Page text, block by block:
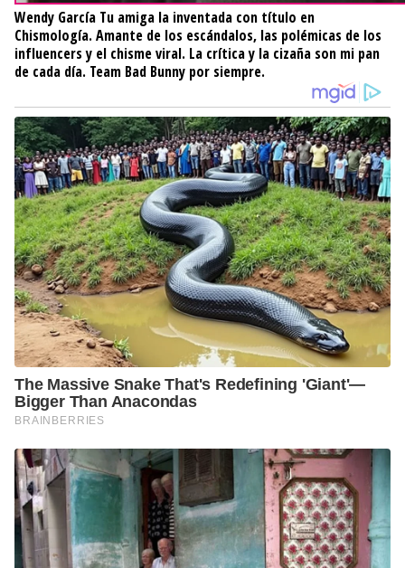
Wendy García Tu amiga la inventada con título en
Chismología. Amante de los escándalos, las polémicas de los
influencers y el chisme viral. La crítica y la cizaña son mi pan
de cada día. Team Bad Bunny por siempre.